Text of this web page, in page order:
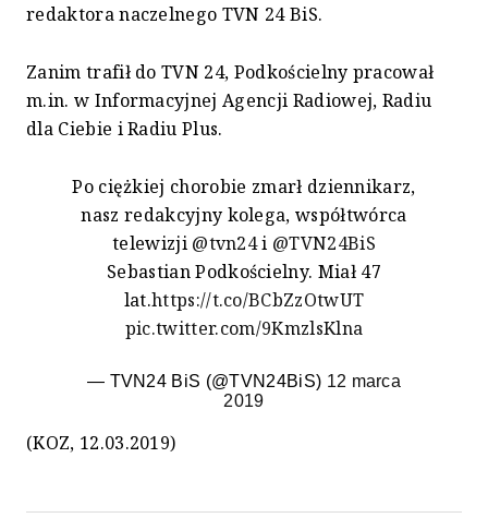
redaktora naczelnego TVN 24 BiS.
Zanim trafił do TVN 24, Podkościelny pracował
m.in. w Informacyjnej Agencji Radiowej, Radiu
dla Ciebie i Radiu Plus.
Po ciężkiej chorobie zmarł dziennikarz,
nasz redakcyjny kolega, współtwórca
telewizji @tvn24i @TVN24BiS
Sebastian Podkościelny. Miał 47
lat.https://t.co/BCbZzOtwUT
pic.twitter.com/9KmzlsKlna
— TVN24 BiS (@TVN24BiS) 12 marca
2019
(KOZ, 12.03.2019)